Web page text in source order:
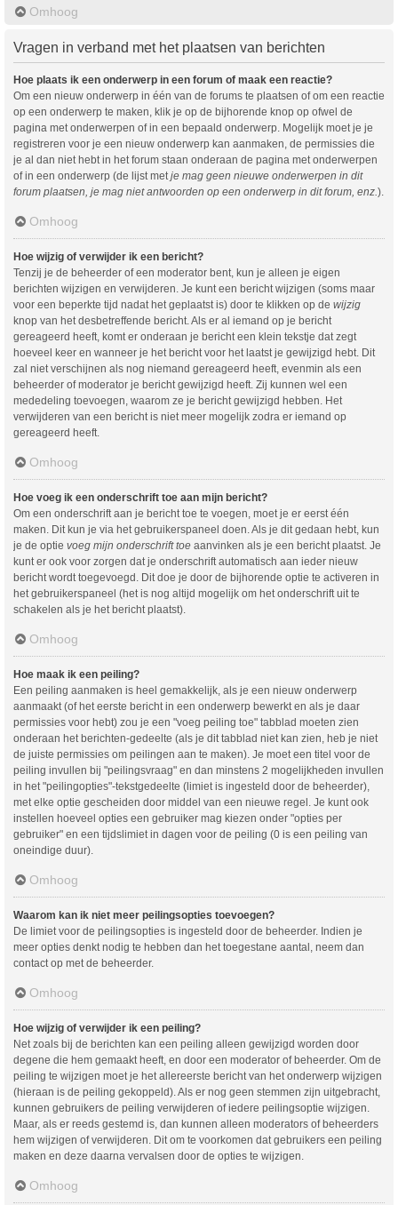
Omhoog
Vragen in verband met het plaatsen van berichten
Hoe plaats ik een onderwerp in een forum of maak een reactie?
Om een nieuw onderwerp in één van de forums te plaatsen of om een reactie
op een onderwerp te maken, klik je op de bijhorende knop op ofwel de
pagina met onderwerpen of in een bepaald onderwerp. Mogelijk moet je je
registreren voor je een nieuw onderwerp kan aanmaken, de permissies die
je al dan niet hebt in het forum staan onderaan de pagina met onderwerpen
of in een onderwerp (de lijst met je mag geen nieuwe onderwerpen in dit
forum plaatsen, je mag niet antwoorden op een onderwerp in dit forum, enz. ).
Omhoog
Hoe wijzig of verwijder ik een bericht?
Tenzij je de beheerder of een moderator bent, kun je alleen je eigen
berichten wijzigen en verwijderen. Je kunt een bericht wijzigen (soms maar
voor een beperkte tijd nadat het geplaatst is) door te klikken op de wijzig
knop van het desbetreffende bericht. Als er al iemand op je bericht
gereageerd heeft, komt er onderaan je bericht een klein tekstje dat zegt
hoeveel keer en wanneer je het bericht voor het laatst je gewijzigd hebt. Dit
zal niet verschijnen als nog niemand gereageerd heeft, evenmin als een
beheerder of moderator je bericht gewijzigd heeft. Zij kunnen wel een
mededeling toevoegen, waarom ze je bericht gewijzigd hebben. Het
verwijderen van een bericht is niet meer mogelijk zodra er iemand op
gereageerd heeft.
Omhoog
Hoe voeg ik een onderschrift toe aan mijn bericht?
Om een onderschrift aan je bericht toe te voegen, moet je er eerst één
maken. Dit kun je via het gebruikerspaneel doen. Als je dit gedaan hebt, kun
je de optie voeg mijn onderschrift toe aanvinken als je een bericht plaatst. Je
kunt er ook voor zorgen dat je onderschrift automatisch aan ieder nieuw
bericht wordt toegevoegd. Dit doe je door de bijhorende optie te activeren in
het gebruikerspaneel (het is nog altijd mogelijk om het onderschrift uit te
schakelen als je het bericht plaatst).
Omhoog
Hoe maak ik een peiling?
Een peiling aanmaken is heel gemakkelijk, als je een nieuw onderwerp
aanmaakt (of het eerste bericht in een onderwerp bewerkt en als je daar
permissies voor hebt) zou je een "voeg peiling toe" tabblad moeten zien
onderaan het berichten-gedeelte (als je dit tabblad niet kan zien, heb je niet
de juiste permissies om peilingen aan te maken). Je moet een titel voor de
peiling invullen bij "peilingsvraag" en dan minstens 2 mogelijkheden invullen
in het "peilingopties"-tekstgedeelte (limiet is ingesteld door de beheerder),
met elke optie gescheiden door middel van een nieuwe regel. Je kunt ook
instellen hoeveel opties een gebruiker mag kiezen onder "opties per
gebruiker" en een tijdslimiet in dagen voor de peiling (0 is een peiling van
oneindige duur).
Omhoog
Waarom kan ik niet meer peilingsopties toevoegen?
De limiet voor de peilingsopties is ingesteld door de beheerder. Indien je
meer opties denkt nodig te hebben dan het toegestane aantal, neem dan
contact op met de beheerder.
Omhoog
Hoe wijzig of verwijder ik een peiling?
Net zoals bij de berichten kan een peiling alleen gewijzigd worden door
degene die hem gemaakt heeft, en door een moderator of beheerder. Om de
peiling te wijzigen moet je het allereerste bericht van het onderwerp wijzigen
(hieraan is de peiling gekoppeld). Als er nog geen stemmen zijn uitgebracht,
kunnen gebruikers de peiling verwijderen of iedere peilingsoptie wijzigen.
Maar, als er reeds gestemd is, dan kunnen alleen moderators of beheerders
hem wijzigen of verwijderen. Dit om te voorkomen dat gebruikers een peiling
maken en deze daarna vervalsen door de opties te wijzigen.
Omhoog